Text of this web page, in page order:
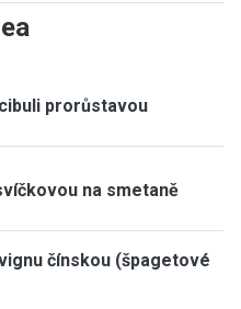
prorůstavou
na smetaně
čínskou (špagetové